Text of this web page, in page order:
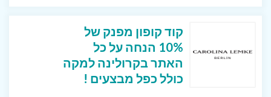
קוד קופון מפנק של
10% הנחה על כל
האתר בקרולינה למקה
כולל כפל מבצעים !